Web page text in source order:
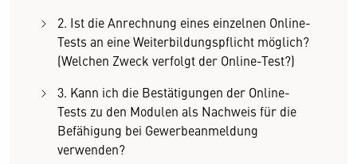
2. Ist die Anrechnung eines einzelnen Online-
Tests an eine Weiterbildungspflicht möglich?
(Welchen Zweck verfolgt der Online-Test?)
3. Kann ich die Bestätigungen der Online-
Tests zu den Modulen als Nachweis für die
Befähigung bei Gewerbeanmeldung
verwenden?